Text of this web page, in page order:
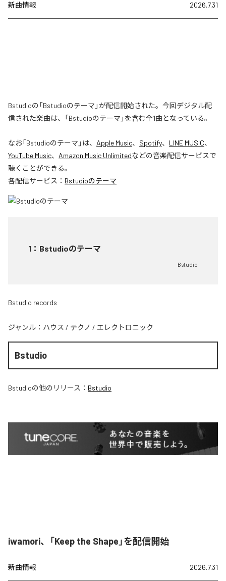
新曲情報 2026.7.31
Bstudioの「Bstudioのテーマ」が配信開始された。今回デジタル配
信された楽曲は、「Bstudioのテーマ」を含む全1曲となっている。
なお「Bstudioのテーマ 」は、 Apple Music、 Spotify、 LINE MUSIC、
YouTube Music、 Amazon Music Unlimitedなどの音楽配信サービスで
聴くことができる。
各配信サービス： Bstudioのテーマ
1 ： Bstudioのテーマ
Bstudio
Bstudio records
ジャンル： ハウス / テクノ / エレクトロニック
Bstudio
Bstudioの他のリリース： Bstudio
iwamori、「Keep the Shape」を配信開始
新曲情報 2026.7.31